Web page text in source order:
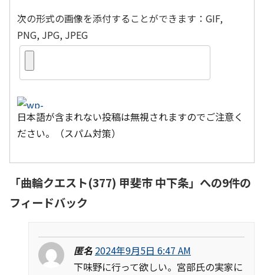
次の形式の画像を添付することができます：GIF,
PNG, JPG, JPEG
日本語が含まれない投稿は無視されますのでご注意く
ださい。（スパム対策）
「曲輪クエスト(377) 甲斐市 中下条」への9件の
フィードバック
匿名 2024年9月5日 6:47 AM
下味野に行って欲しい。宮部氏の実家に